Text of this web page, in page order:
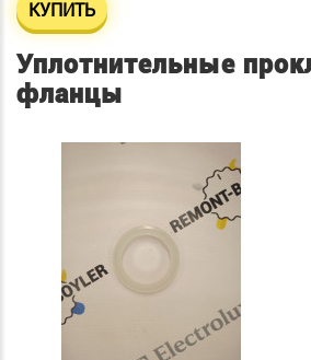
КУПИТЬ
Уплотнительные
фланцы